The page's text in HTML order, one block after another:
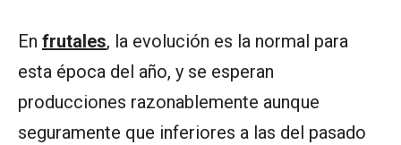
En frutales, la evolución es la normal para
esta época del año, y se esperan
producciones razonablemente aunque
seguramente que inferiores a las del pasado